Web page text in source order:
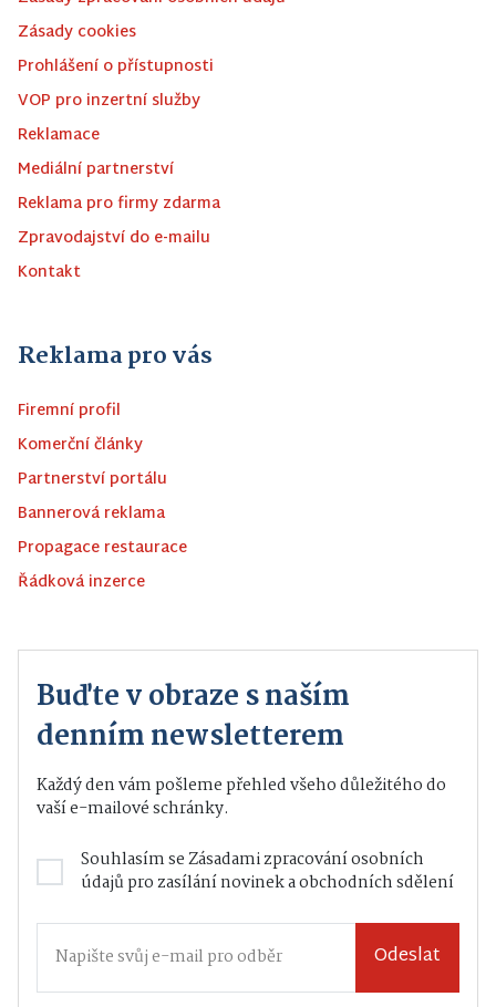
Zásady cookies
Prohlášení o přístupnosti
VOP pro inzertní služby
Reklamace
Mediální partnerství
Reklama pro firmy zdarma
Zpravodajství do e-mailu
Kontakt
Reklama pro vás
Firemní profil
Komerční články
Partnerství portálu
Bannerová reklama
Propagace restaurace
Řádková inzerce
Buďte v obraze s naším
denním newsletterem
Každý den vám pošleme přehled všeho důležitého do
vaší e-mailové schránky.
Souhlasím seZásadami zpracování osobních
údajůpro zasílání novinek a obchodních sdělení
Odeslat